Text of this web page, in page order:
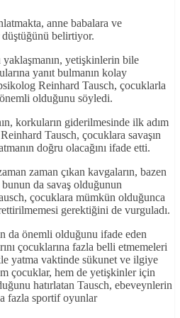
anne babalara ve
belirtiyor.
yetişkinlerin bile
yanıt bulmanın kolay
Reinhard Tausch, çocuklarla
olduğunu söyledi.
korkuların giderilmesinde ilk adım
Tausch, çocuklara savaşın
doğru olacağını ifade etti.
zaman çıkan kavgaların, bazen
bunun da savaş olduğunun
çocuklara mümkün olduğunca
gerektiğini de vurguladı.
da önemli olduğunu ifade eden
çocuklarına fazla belli etmemeleri
yatma vaktinde sükunet ve ilgiye
çocuklar, hem de yetişkinler için
hatırlatan Tausch, ebeveynlerin
fazla sportif oyunlar